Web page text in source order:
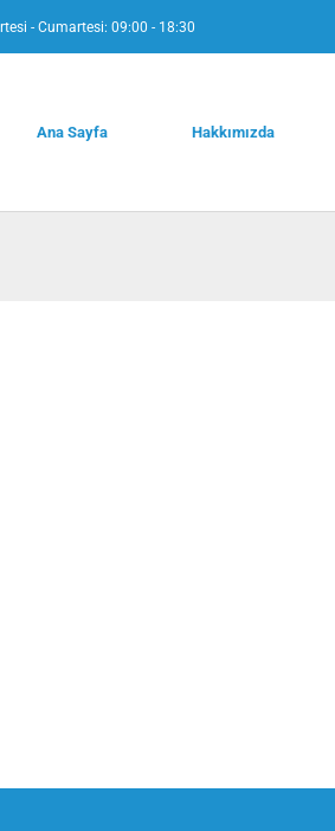
- Cumartesi: 09:00 - 18:30
Ana Sayfa Hakkımızda